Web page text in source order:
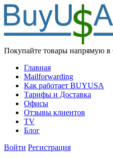
Покупайте товары напрямую
Главная
Mailforwarding
Как работает BUYUSA
Тарифы и Доставка
Офисы
Отзывы клиентов
TV
Блог
Войти Регистрация